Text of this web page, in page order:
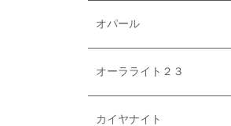
オパール
オーラライト２３
カイヤナイト